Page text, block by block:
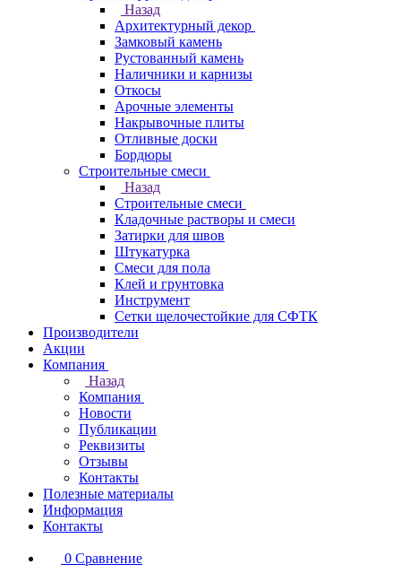
Назад
Архитектурный декор
Замковый камень
Рустованный камень
Наличники и карнизы
Откосы
Арочные элементы
Накрывочные плиты
Отливные доски
Бордюры
Строительные смеси
Назад
Строительные смеси
Кладочные растворы и смеси
Затирки для швов
Штукатурка
Смеси для пола
Клей и грунтовка
Инструмент
Сетки щелочестойкие для СФТК
Производители
Акции
Компания
Назад
Компания
Новости
Публикации
Реквизиты
Отзывы
Контакты
Полезные материалы
Информация
Контакты
0 Сравнение